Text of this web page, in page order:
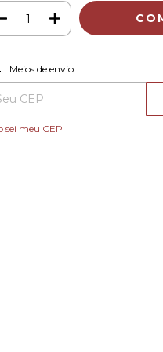
para o CEP:
Meios de envio
sei meu CEP